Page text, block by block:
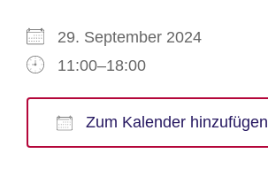
29. September 2024
11:00–18:00
Zum Kalender hinzufügen